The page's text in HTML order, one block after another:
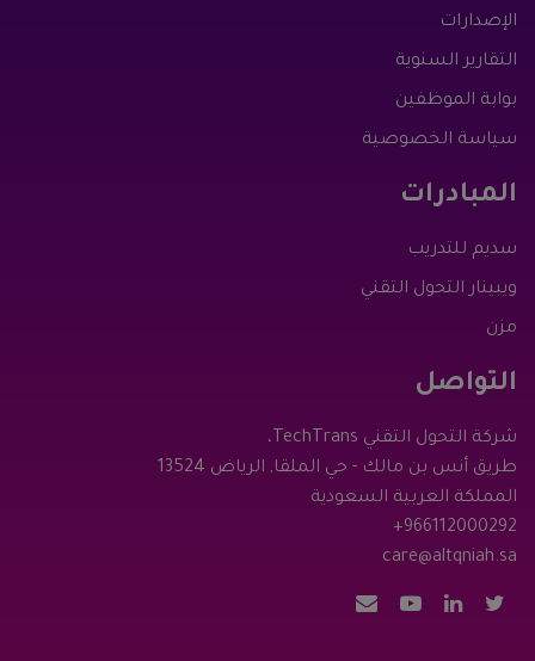
الإصدارات
التقارير السنوية
بوابة الموظفين
سياسة الخصوصية
المبادرات
سديم للتدريب
ويبينار التحول التقني
مزن
التواصل
شركة التحول التقني TechTrans،
طريق أنس بن مالك - حي الملقا, الرياض 13524
المملكة العربية السعودية
+966112000292
care@altqniah.sa